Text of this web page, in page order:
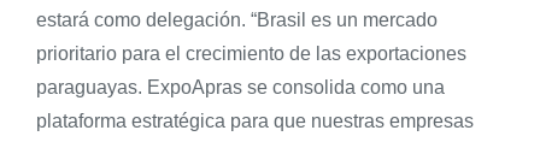
estará como delegación. “Brasil es un mercado
prioritario para el crecimiento de las exportaciones
paraguayas. ExpoApras se consolida como una
plataforma estratégica para que nuestras empresas